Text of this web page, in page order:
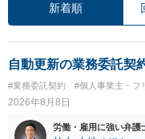
新着順
自動更新の業務委託契
#業務委託契約 #個人事業主・フ
2026年8月8日
労働・雇用に強い弁護